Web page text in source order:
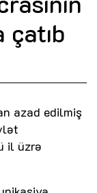
azad edilmiş
il üzrə